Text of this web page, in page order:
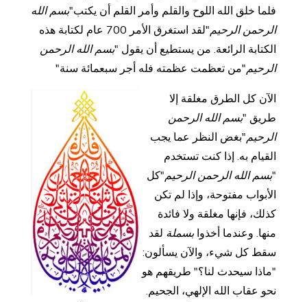
فلما خلق الله اللوح والقلم وأمر القلم أن يكتب"بسم الله
الرحمن الرحيم
"لقد استغرق الأمر 700 عام لكتابة هذه
الكتابة الرائعة. من يستطيع أن يقول "بسم الله الرحمن
الرحيم"من تعظمت عظمته فله أجر سبعمائة سنة"
الآن كل الطرق مغلقة إلا
طريق "بسم الله الرحمن
الرحيم"بغض النظر عما يجب
القيام به. إذا كنت تستخدم
"بسم الله الرحمن الرحيم"كل
الأبواب مفتوحة، وإذا لم تكن
كذلك، فإنها مغلقة ولا فائدة
منها. وعندما أخذوابسملة لقد
سقط كل شيء، والآن يسألون:
"ماذا سيحدث لنا؟" طريقهم هو
نحو عقاب الله الإلهي، الجحيم.